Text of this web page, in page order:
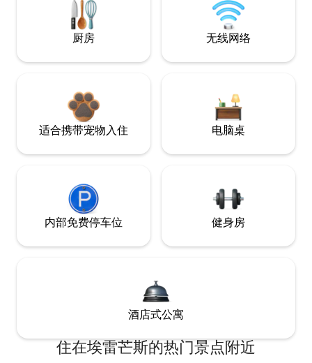
厨房 无线网络
适合携带宠物入住 电脑桌
内部免费停车位 健身房
酒店式公寓
住在埃雷芒斯的热门景点附近